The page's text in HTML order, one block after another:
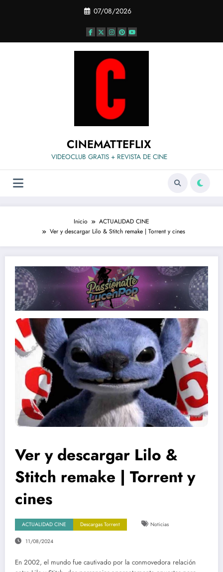
07/08/2026
CINEMATTEFLIX
VIDEOCLUB GRATIS + REVISTA DE CINE
Inicio
ACTUALIDAD CINE
Ver y descargar Lilo & Stitch remake | Torrent y cines
Ver y descargar Lilo &
Stitch remake | Torrent y
cines
ACTUALIDAD CINE Descargas Torrent Noticias
11/08/2024
En 2002, el mundo fue cautivado por la conmovedora relación